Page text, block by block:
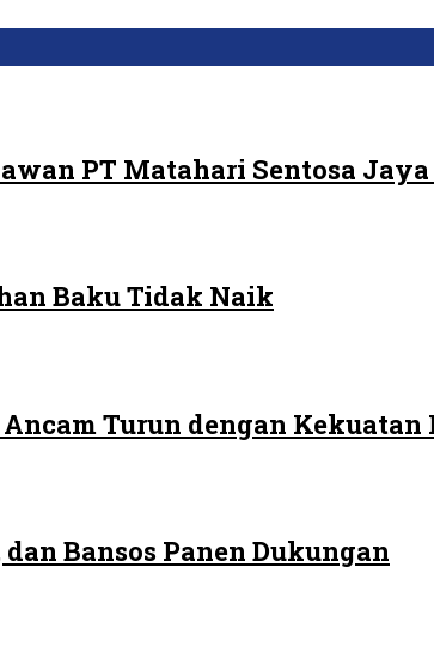
PT Matahari Sentosa
Baku Tidak Naik
Turun dengan Kekuatan
Bansos Panen Dukungan